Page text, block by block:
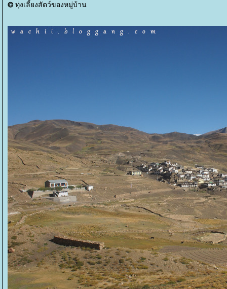
⭗ ทุ่งเลี้ยงสัตว์ของหมู่บ้าน